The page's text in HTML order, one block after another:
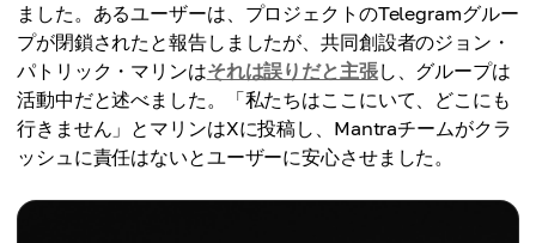
ました。あるユーザーは、プロジェクトのTelegramグルー
プが閉鎖されたと報告しましたが、共同創設者のジョン・
パトリック・マリンはそれは誤りだと主張し、グループは
活動中だと述べました。「私たちはここにいて、どこにも
行きません」とマリンはXに投稿し、Mantraチームがクラ
ッシュに責任はないとユーザーに安心させました。